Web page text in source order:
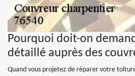
Pourquoi doit-on
détaillé auprès des
Quand vous projetez de réparer votre